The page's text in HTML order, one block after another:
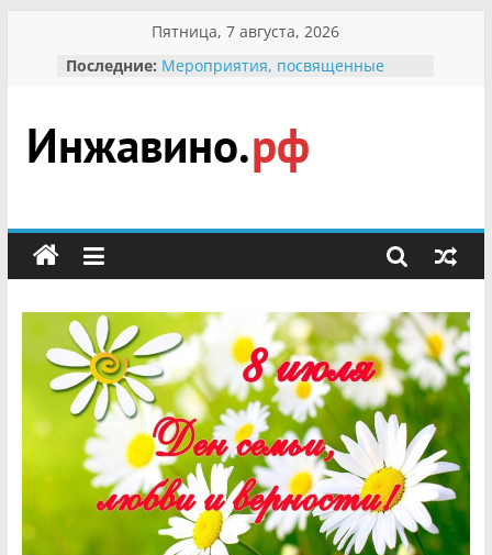
содержимому
Пятница, 7 августа, 2026
Последние: Мероприятия, посвященные
гражданин Инжавинского округа»
участнице Великой
Отечественной, фронтовичке
Безопасность в сети Интернет
мероприятии «Сохраним
первоцветы!»
В вольере Воронинского
заповедника родились крапчатые
суслики
Инжавино.рф
сельский
портал